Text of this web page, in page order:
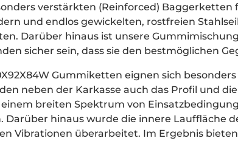
verstärkten (Reinforced) Baggerketten
und endlos gewickelten, rostfreien
Darüber hinaus ist unsere
sicher sein, dass sie den bestmöglichen
Gummiketten eignen sich
neben der Karkasse auch das Profil und
breiten Spektrum von
Darüber hinaus wurde die innere Lauffläche
Vibrationen überarbeitet. Im Ergebnis